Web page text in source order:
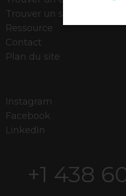
Trouver un stationnement
Ressource
Contact
Plan du site
Instagram
Facebook
LinkedIn
+1 438